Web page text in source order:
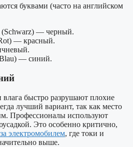
буквами (часто на английском
(Schwarz) — черный.
— красный.
— синий.
быстро разрушают плохие
лучший вариант, так как место
Профессионалы используют
Это особенно критично,
электромобилем, где токи и
выше.